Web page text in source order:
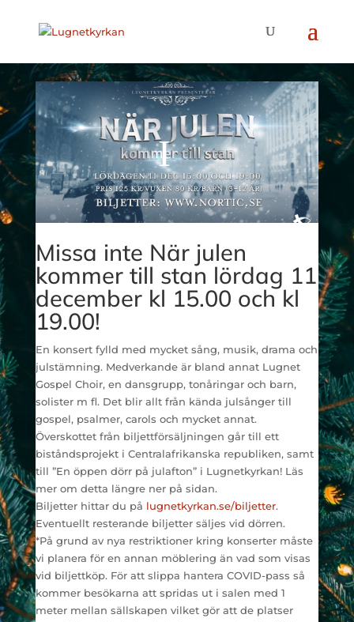
Missa inte När julen
kommer till stan lördag 11
december kl 15.00 och kl
19.00!
En konsert fylld med mycket sång, musik, drama och
julstämning. Medverkande är bland annat Lugnet
Gospel Choir, en dansgrupp, tonåringar och barn,
solister m fl. Det blir allt från kända julsånger till
gospel, psalmer, carols och mycket annat.
Överskottet från biljettförsäljningen går till ett
biståndsprojekt i Centralafrikanska republiken, samt
till ”En öppen dörr på julafton” i Lugnetkyrkan! Läs
mer om detta längre ner på sidan.
Biljetter hittar du på lugnetkyrkan.se/biljetter.
Eventuellt resterande biljetter säljes vid dörren.
*På grund av nya restriktioner kring konserter måste
vi planera för en annan möblering än vad som visas
vid biljettköp. För att slippa hantera COVID-pass så
kommer besökarna att spridas ut i salen med 1
meter mellan sällskapen vilket gör att de platser